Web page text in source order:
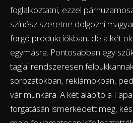
foglalkoztatni, ezzel
színész szeretne dolgozni
forgó produkciókban, de a két
egymásra. Pontosabban egy
tagjai rendszeresen
sorozatokban, reklámokban,
vár munkára. A két alapító a
forgatásán ismerkedett meg,